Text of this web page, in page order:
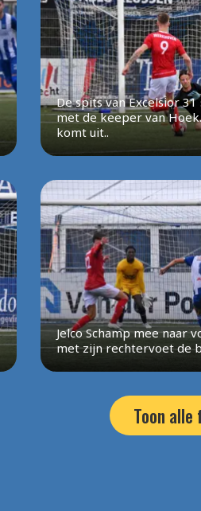
De spits van Excelsior
met de keeper van
komt uit..
Jelco Schamp mee naar
met zijn rechtervoet de
Toon alle